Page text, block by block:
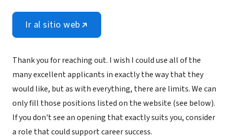
Ir al sitio web
Thank you for reaching out. I wish I could use all of the
many excellent applicants in exactly the way that they
would like, but as with everything, there are limits. We can
only fill those positions listed on the website (see below).
If you don't see an opening that exactly suits you, consider
a role that could support career success.